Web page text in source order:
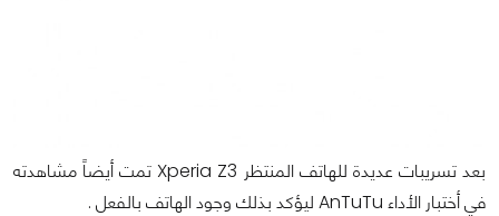
بعد تسريبات عديدة للهاتف المنتظر Xperia Z3 تمت أيضاً مشاهدته
في أختبار الأداء AnTuTu ليؤكد بذلك وجود الهاتف بالفعل .